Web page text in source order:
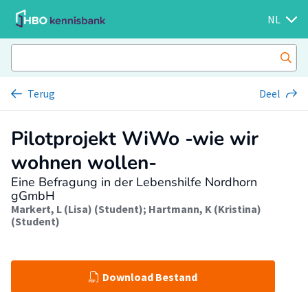
NL
Terug Deel
Pilotprojekt WiWo -wie wir
wohnen wollen-
Eine Befragung in der Lebenshilfe Nordhorn
gGmbH
Markert, L (Lisa) (Student); Hartmann, K (Kristina)
(Student)
Download Bestand